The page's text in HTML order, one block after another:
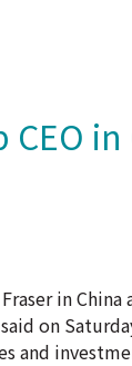
in
in
on
and